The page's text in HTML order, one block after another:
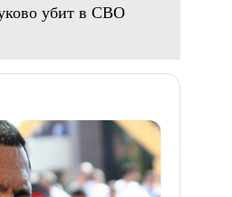
убит в СВО